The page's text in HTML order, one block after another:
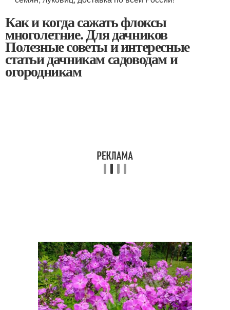
Как и когда сажать флоксы
многолетние. Для дачников
Полезные советы и интересные
статьи дачникам садоводам и
огородникам